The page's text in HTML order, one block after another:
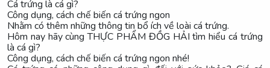
Cá trứng là cá gì?
Công dụng, cách chế biến cá trứng ngon
Nhằm có thêm những thông tin bổ ích về loài cá trứng.
Hôm nay hãy cùng THỰC PHẨM ĐỒG HẢI tìm hiểu cá trứng
là cá gì?
Công dụng, cách chế biến cá trứng ngon nhé!